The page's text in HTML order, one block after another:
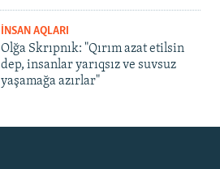
İNSAN AQLARI
Olğa Skrıpnık: "Qırım azat etilsin
dep, insanlar yarıqsız ve suvsuz
yaşamağa azırlar"